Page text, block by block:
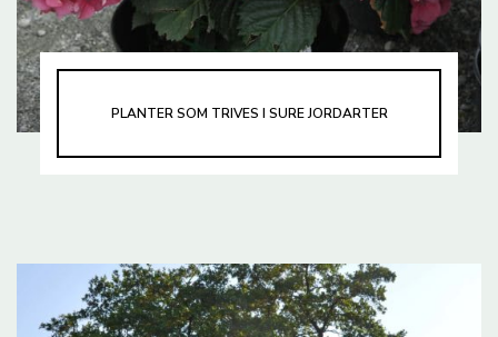
PLANTER SOM TRIVES I SURE JORDARTER